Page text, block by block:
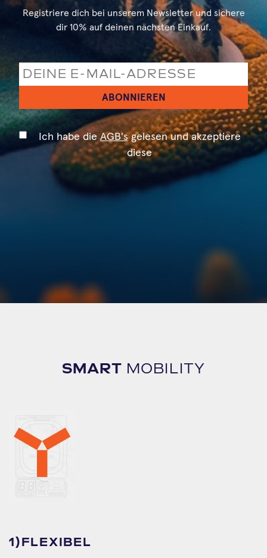
Registriere dich bei unserem Newsletter und sichere
dir 10% auf deinen nächsten Einkauf.
ABONNIEREN
Ich habe dieAGB'sgelesen und akzeptiere
diese
SMART MOBILITY
1)FLEXIBEL